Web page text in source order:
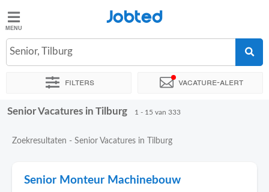
Jobted
Vacatures
Salarissen
Jobted
Senior, Tilburg
Filters Vacature-alert
Sorteer op Exacte locatie Bedrijf
Senior Vacatures in Tilburg 1 - 15 van 333
Zoekresultaten - Senior Vacatures in Tilburg
Senior Monteur Machinebouw